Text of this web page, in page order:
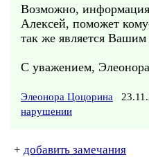
Возможно,
Алексей, поможет
так же является
С уважением,
Элеонора Цоцорина
нарушении
+ добавить замечания